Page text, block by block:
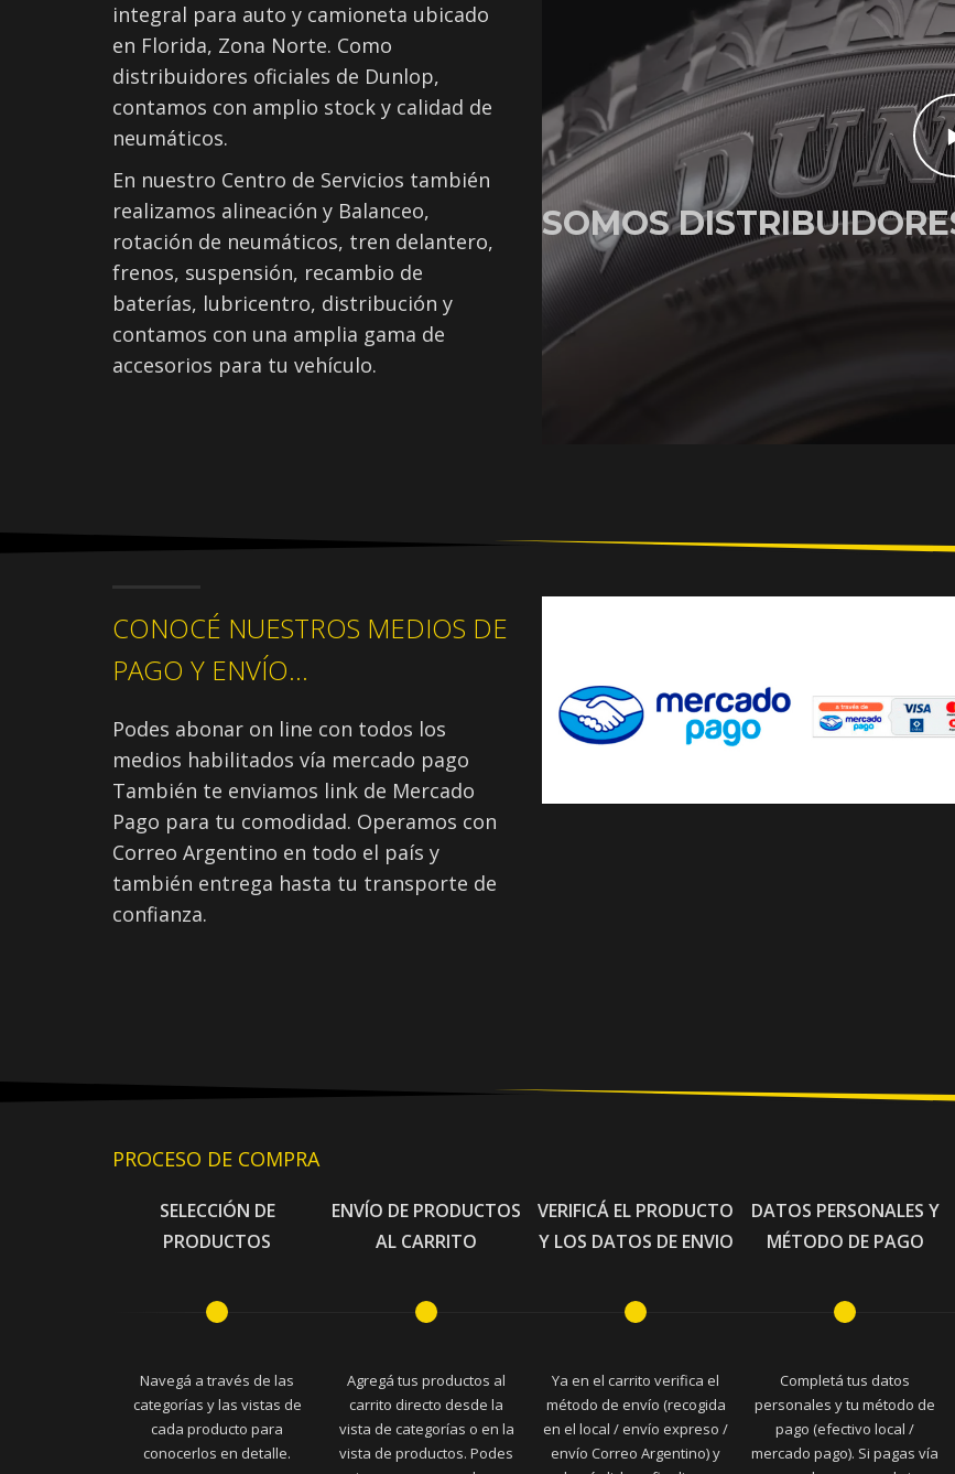
integral para auto y camioneta ubicado
en Florida, Zona Norte. Como
distribuidores oficiales de Dunlop,
contamos con amplio stock y calidad de
neumáticos.
En nuestro Centro de Servicios también
realizamos alineación y Balanceo,
rotación de neumáticos, tren delantero,
frenos, suspensión, recambio de
baterías, lubricentro, distribución y
contamos con una amplia gama de
accesorios para tu vehículo.
SOMOS
CONOCÉ NUESTROS MEDIOS DE
PAGO Y ENVÍO...
Podes abonar on line con todos los
medios habilitados vía mercado pago
También te enviamos link de Mercado
Pago para tu comodidad. Operamos con
Correo Argentino en todo el país y
también entrega hasta tu transporte de
confianza.
PROCESO DE COMPRA
SELECCIÓN DE
PRODUCTOS
Navegá a través de las
categorías y las vistas de
cada producto para
conocerlos en detalle.
ENVÍO DE PRODUCTOS
AL CARRITO
Agregá tus productos al
carrito directo desde la
vista de categorías o en la
vista de productos. Podes
VERIFICÁ EL PRODUCTO
Y LOS DATOS DE ENVIO
Ya en el carrito verifica el
método de envío (recogida
en el local / envío expreso /
envío Correo Argentino) y
DATOS PERSONALES Y
MÉTODO DE PAGO
Completá tus datos
personales y tu método de
pago (efectivo local /
mercado pago). Si pagas vía